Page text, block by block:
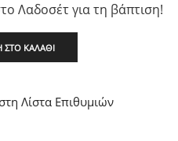
Λαδοσέτ για τη βάπτιση!
ΚΑΛΆΘΙ
Λίστα Επιθυμιών